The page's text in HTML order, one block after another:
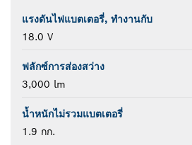
แรงดันไฟแบตเตอรี่, ทำงานกับ
18.0 V
ฟลักซ์การส่องสว่าง
3,000 lm
น้ำหนักไม่รวมแบตเตอรี่
1.9 กก.